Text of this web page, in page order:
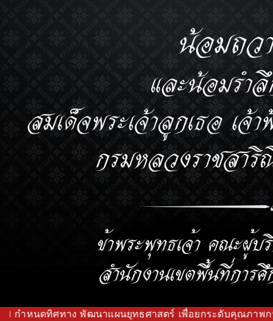
าง พัฒนาแผนยุทธศาสตร์ เพื่อยกระดับคุณภาพการศึกษาขั้น